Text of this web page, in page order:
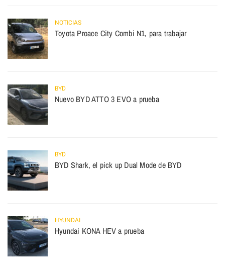
NOTICIAS
Toyota Proace City Combi N1, para trabajar
BYD
Nuevo BYD ATTO 3 EVO a prueba
BYD
BYD Shark, el pick up Dual Mode de BYD
HYUNDAI
Hyundai KONA HEV a prueba